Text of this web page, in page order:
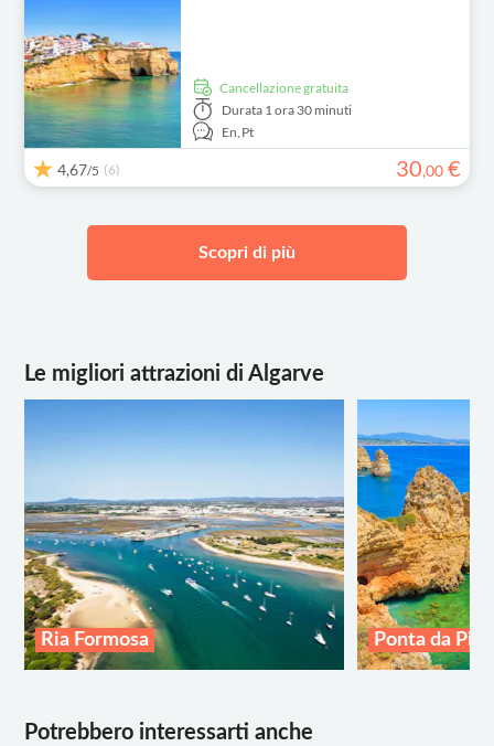
Cancellazione gratuita
Durata 1 ora 30 minuti
En, Pt
4,67/5 (6) 30,00 €
Scopri di più
Le migliori attrazioni di Algarve
Ria Formosa Ponta da
Potrebbero interessarti anche